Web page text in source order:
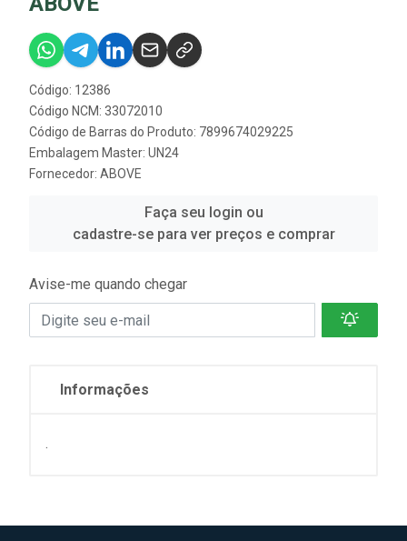
Código: 12386
Código NCM: 33072010
Código de Barras do Produto: 7899674029225
Embalagem Master: UN24
Fornecedor: ABOVE
Faça seu login ou
cadastre-se para ver preços e comprar
Avise-me quando chegar
Informações
.